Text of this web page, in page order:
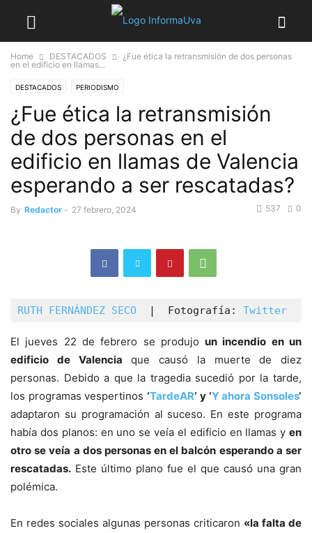
Home DESTACADOS
¿Fue ética la retransmisión de dos personas
en el edificio en llamas...
DESTACADOS PERIODISMO
¿Fue ética la retransmisión
de dos personas en el
edificio en llamas de Valencia
esperando a ser rescatadas?
By Redactor - 27 febrero, 2024 0
537
RUTH FERNÁNDEZ SECO
  |  Fotografía:
Twitter
El jueves 22 de febrero se produjoun incendio en un
edificio de Valencia que causó la muerte de diez
personas. Debido a que la tragedia sucedió por la tarde,
los programas vespertinos‘TardeAR‘ y ‘Y ahora Sonsoles‘
adaptaron su programación al suceso. En este programa
había dos planos: en uno se veía el edificio en llamas y en
otro se veía a dos personas en el balcón esperando a ser
rescatadas. Este último plano fue el que causó una gran
polémica.
En redes sociales algunas personas criticaron «la falta de